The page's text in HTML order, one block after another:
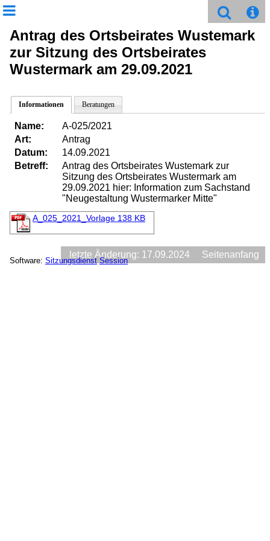
Antrag des Ortsbeirates Wustemark
zur Sitzung des Ortsbeirates
Wustermark am 29.09.2021
Informationen Beratungen
Name:
A-025/2021
Art:
Antrag
Datum:
14.09.2021
Betreff:
Antrag des Ortsbeirates Wustemark zur
Sitzung des Ortsbeirates Wustermark am
29.09.2021 hier: Information zum Sachstand
"Neugestaltung Wustermarker Mitte"
A_025_2021_Vorlage 138 KB
letzte Änderung: 17.09.2024 Seitenanfang
Software: Sitzungsdienst Session